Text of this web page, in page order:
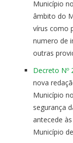
Município
âmbito do
vírus como
numero de
outras
Decreto Nº
nova
Município
segurança
antecede
Município